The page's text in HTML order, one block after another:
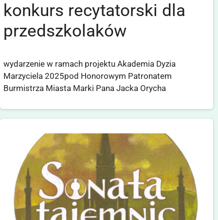
konkurs recytatorski dla
przedszkolaków
wydarzenie w ramach projektu Akademia Dyzia
Marzyciela 2025pod Honorowym Patronatem
Burmistrza Miasta Marki Pana Jacka Orycha